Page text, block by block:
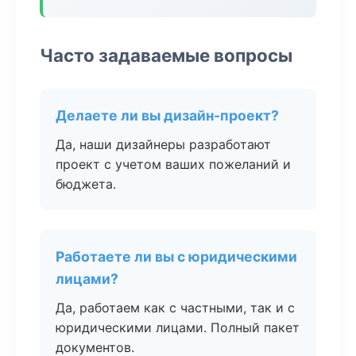
Часто задаваемые вопросы
Делаете ли вы дизайн-проект?
Да, наши дизайнеры разработают
проект с учетом ваших пожеланий и
бюджета.
Работаете ли вы с юридическими
лицами?
Да, работаем как с частными, так и с
юридическими лицами. Полный пакет
документов.